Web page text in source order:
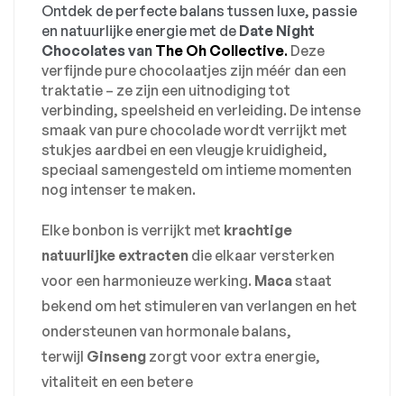
Ontdek de perfecte balans tussen luxe, passie
en natuurlijke energie met de Date Night
Chocolates van The Oh Collective. Deze
verfijnde pure chocolaatjes zijn méér dan een
traktatie – ze zijn een uitnodiging tot
verbinding, speelsheid en verleiding. De intense
smaak van pure chocolade wordt verrijkt met
stukjes aardbei en een vleugje kruidigheid,
speciaal samengesteld om intieme momenten
nog intenser te maken.
Elke bonbon is verrijkt met krachtige
natuurlijke extracten die elkaar versterken
voor een harmonieuze werking. Macastaat
bekend om het stimuleren van verlangen en het
ondersteunen van hormonale balans,
terwijl Ginseng zorgt voor extra energie,
vitaliteit en een betere